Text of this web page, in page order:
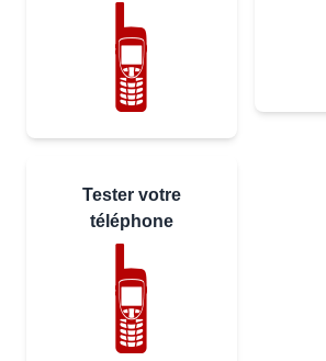
Tester votre
téléphone